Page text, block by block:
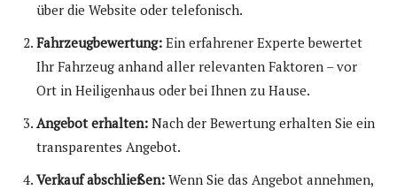
über die Website oder telefonisch.
Fahrzeugbewertung: Ein erfahrener Experte bewertet
Ihr Fahrzeug anhand aller relevanten Faktoren – vor
Ort in Heiligenhaus oder bei Ihnen zu Hause.
Angebot erhalten: Nach der Bewertung erhalten Sie ein
transparentes Angebot.
Verkauf abschließen: Wenn Sie das Angebot annehmen,